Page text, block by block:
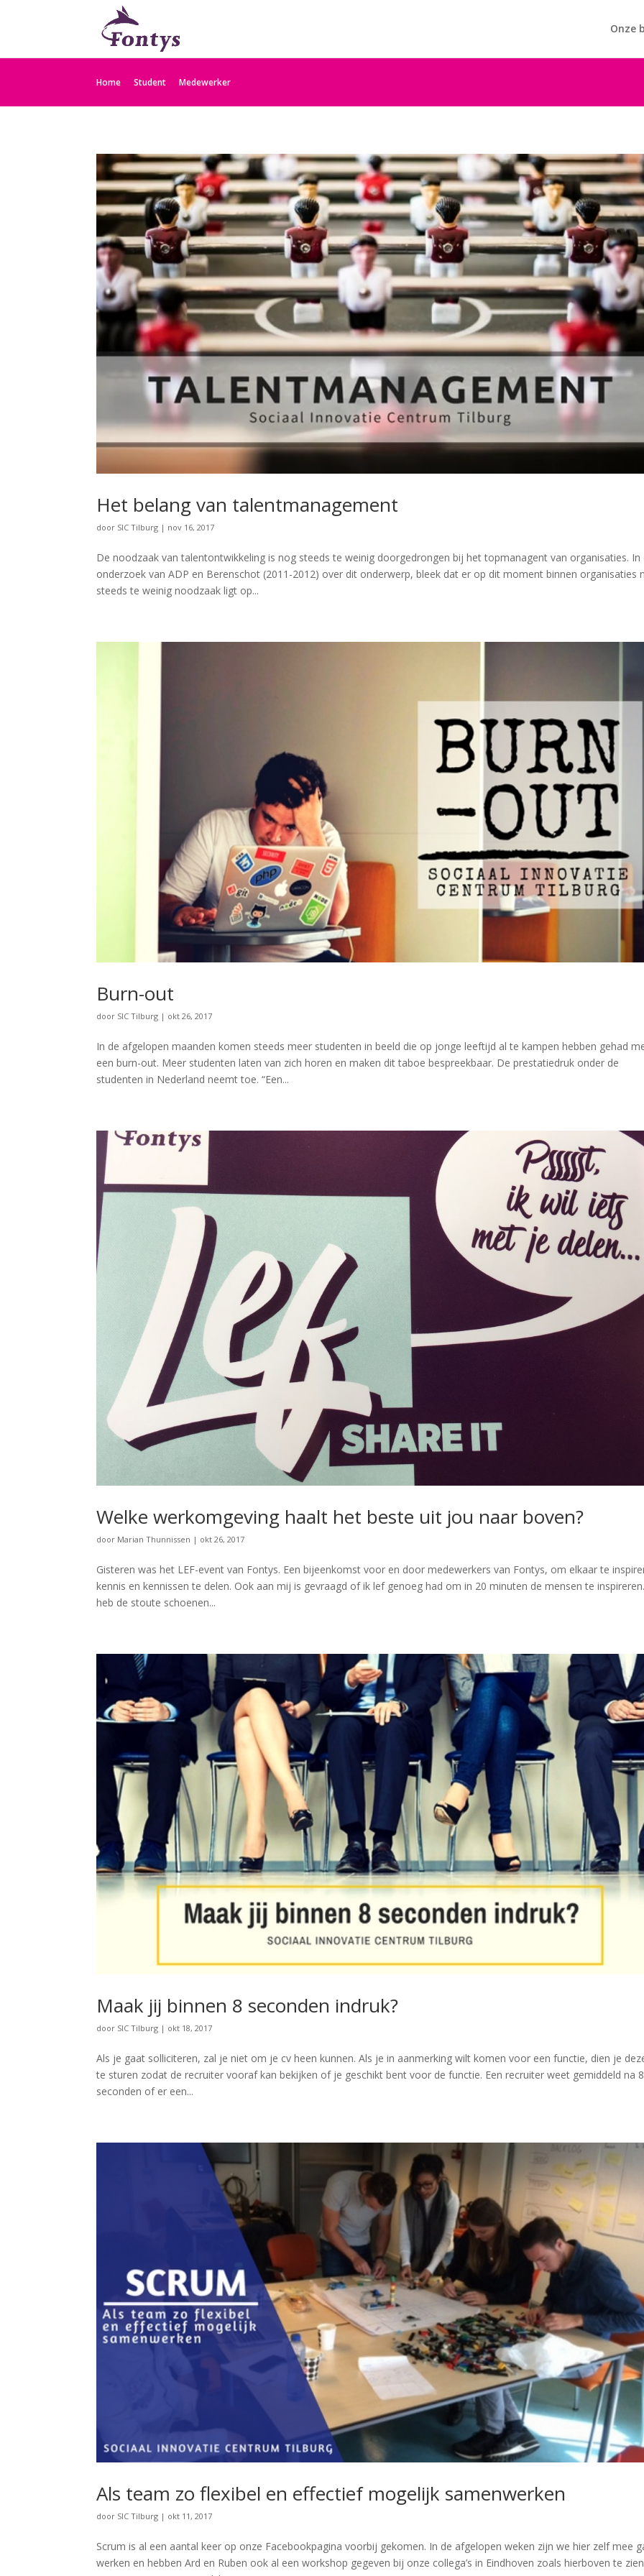
Home Student Medewerker
Onze
Het belang van talentmanagement
door SIC Tilburg | nov 16, 2017
De noodzaak van talentontwikkeling is nog steeds te weinig doorgedrongen bij het topmanagent van organisaties. In
onderzoek van ADP en Berenschot (2011-2012) over dit onderwerp, bleek dat er op dit moment binnen organisaties
steeds te weinig noodzaak ligt op...
Burn-out
door SIC Tilburg | okt 26, 2017
In de afgelopen maanden komen steeds meer studenten in beeld die op jonge leeftijd al te kampen hebben gehad
een burn-out. Meer studenten laten van zich horen en maken dit taboe bespreekbaar. De prestatiedruk onder de
studenten in Nederland neemt toe. “Een...
Welke werkomgeving haalt het beste uit jou naar boven?
door Marian Thunnissen | okt 26, 2017
Gisteren was het LEF-event van Fontys. Een bijeenkomst voor en door medewerkers van Fontys, om elkaar te
kennis en kennissen te delen. Ook aan mij is gevraagd of ik lef genoeg had om in 20 minuten de mensen te
heb de stoute schoenen...
Maak jij binnen 8 seconden indruk?
door SIC Tilburg | okt 18, 2017
Als je gaat solliciteren, zal je niet om je cv heen kunnen. Als je in aanmerking wilt komen voor een functie, dien je
te sturen zodat de recruiter vooraf kan bekijken of je geschikt bent voor de functie. Een recruiter weet gemiddeld na 8
seconden of er een...
Als team zo flexibel en effectief mogelijk samenwerken
door SIC Tilburg | okt 11, 2017
Scrum is al een aantal keer op onze Facebookpagina voorbij gekomen. In de afgelopen weken zijn we hier zelf mee
werken en hebben Ard en Ruben ook al een workshop gegeven bij onze collega’s in Eindhoven zoals hierboven te